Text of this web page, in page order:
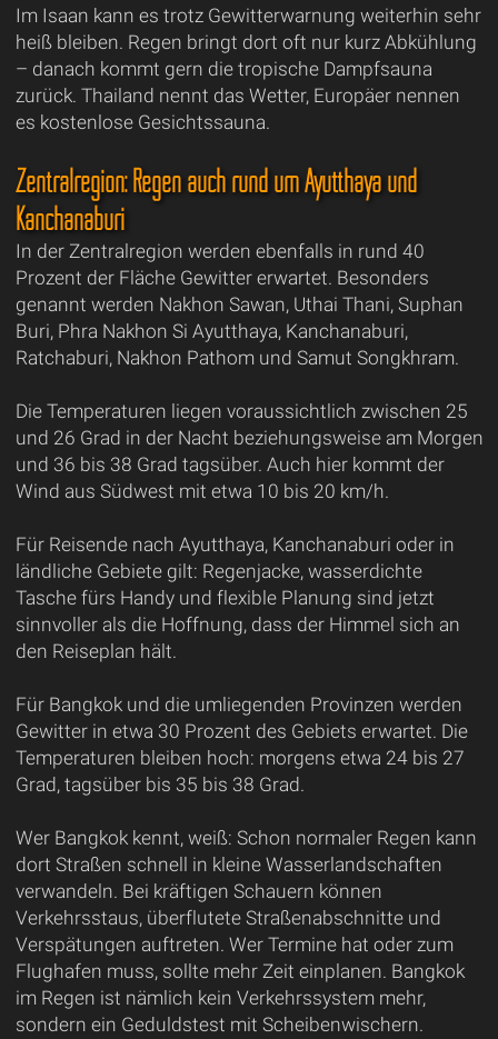
Im Isaan kann es trotz Gewitterwarnung weiterhin sehr
heiß bleiben. Regen bringt dort oft nur kurz Abkühlung
– danach kommt gern die tropische Dampfsauna
zurück. Thailand nennt das Wetter, Europäer nennen
es kostenlose Gesichtssauna.
Zentralregion: Regen auch rund um Ayutthaya und
Kanchanaburi
In der Zentralregion werden ebenfalls in rund 40
Prozent der Fläche Gewitter erwartet. Besonders
genannt werden Nakhon Sawan, Uthai Thani, Suphan
Buri, Phra Nakhon Si Ayutthaya, Kanchanaburi,
Ratchaburi, Nakhon Pathom und Samut Songkhram.
Die Temperaturen liegen voraussichtlich zwischen 25
und 26 Grad in der Nacht beziehungsweise am Morgen
und 36 bis 38 Grad tagsüber. Auch hier kommt der
Wind aus Südwest mit etwa 10 bis 20 km/h.
Für Reisende nach Ayutthaya, Kanchanaburi oder in
ländliche Gebiete gilt: Regenjacke, wasserdichte
Tasche fürs Handy und flexible Planung sind jetzt
sinnvoller als die Hoffnung, dass der Himmel sich an
den Reiseplan hält.
Für Bangkok und die umliegenden Provinzen werden
Gewitter in etwa 30 Prozent des Gebiets erwartet. Die
Temperaturen bleiben hoch: morgens etwa 24 bis 27
Grad, tagsüber bis 35 bis 38 Grad.
Wer Bangkok kennt, weiß: Schon normaler Regen kann
dort Straßen schnell in kleine Wasserlandschaften
verwandeln. Bei kräftigen Schauern können
Verkehrsstaus, überflutete Straßenabschnitte und
Verspätungen auftreten. Wer Termine hat oder zum
Flughafen muss, sollte mehr Zeit einplanen. Bangkok
im Regen ist nämlich kein Verkehrssystem mehr,
sondern ein Geduldstest mit Scheibenwischern.